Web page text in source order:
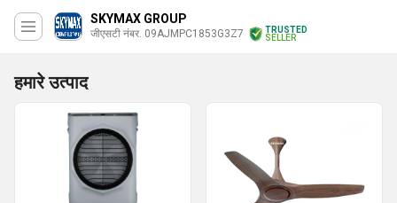
SKYMAX GROUP
जीएसटी नंबर. 09AJMPC1853G3Z7
TRUSTED
SELLER
हमारे उत्पाद